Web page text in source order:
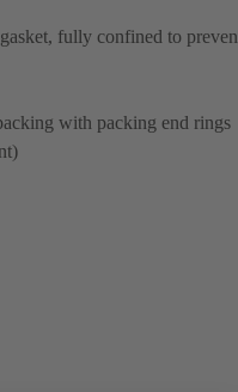
fully confined to
with packing end rings